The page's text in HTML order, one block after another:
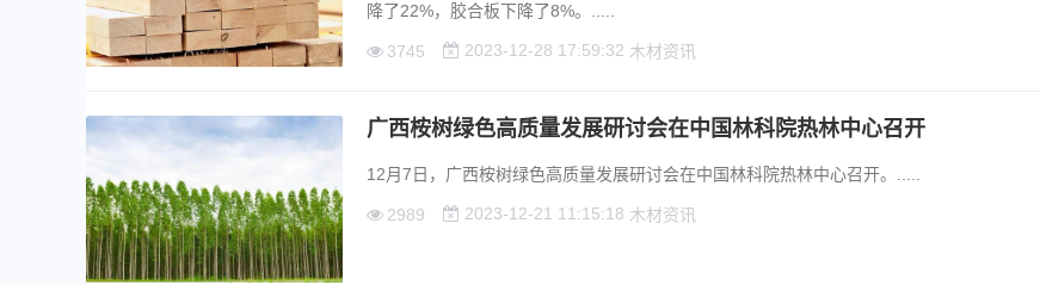
降了22%，胶合板下降了8%。.....
2023-12-28 17:59:32 木材资讯
3745
广西桉树绿色高质量发展研讨会在中国林科院热林中心召开
12月7日，广西桉树绿色高质量发展研讨会在中国林科院热林中心召开。.....
2023-12-21 11:15:18 木材资讯
2989